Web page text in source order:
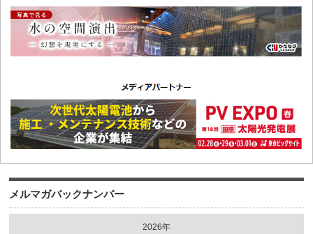
メルマガバックナンバー
2026年